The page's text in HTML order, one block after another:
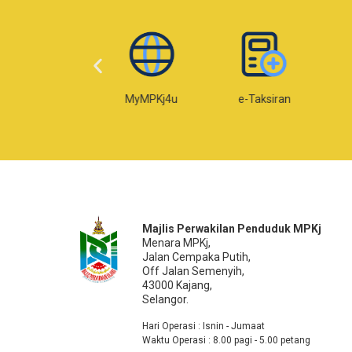
MyMPKj4u e-Taksiran
Majlis Perwakilan Penduduk MPKj
Menara MPKj,
Jalan Cempaka Putih,
Off Jalan Semenyih,
43000 Kajang,
Selangor.
Hari Operasi : Isnin - Jumaat
Waktu Operasi : 8.00 pagi - 5.00 petang